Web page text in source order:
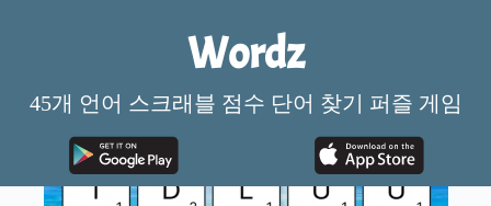
Wordz
45개 언어 스크래블 점수 단어 찾기 퍼즐 게임